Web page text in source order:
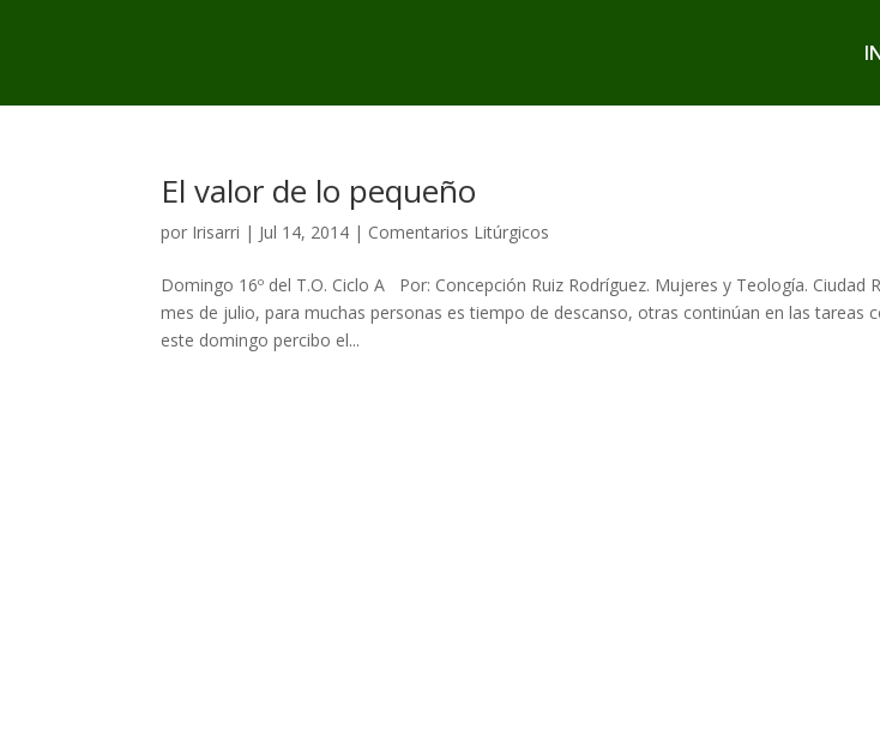
El valor de lo pequeño
por Irisarri | Jul 14, 2014 | Comentarios Litúrgicos
Domingo 16º del T.O. Ciclo A Por: Concepción Ruiz Rodríguez. Mujeres y Teología. Ciudad
mes de julio, para muchas personas es tiempo de descanso, otras continúan en las tareas
este domingo percibo el...